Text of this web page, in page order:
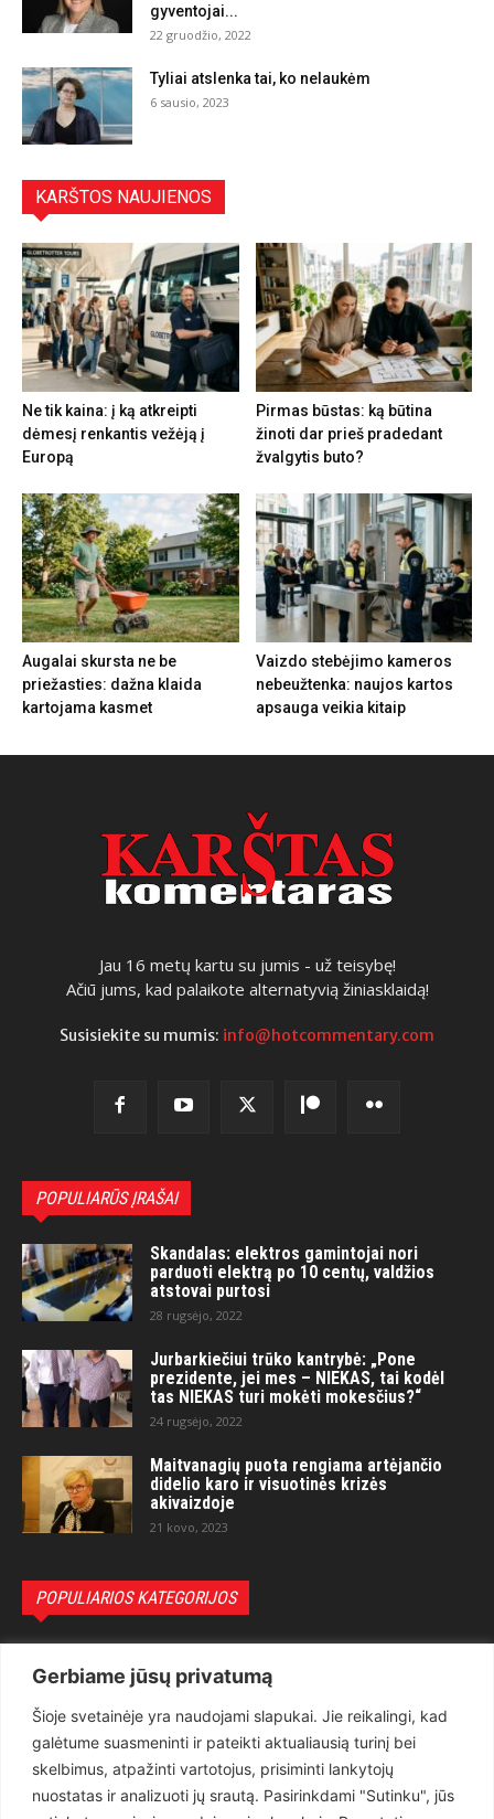
Gerbiame jūsų privatumą
Šioje svetainėje yra naudojami slapukai. Jie reikalingi, kad
galėtume suasmeninti ir pateikti aktualiausią turinį bei
skelbimus, atpažinti vartotojus, prisiminti lankytojų
nuostatas ir analizuoti jų srautą. Pasirinkdami "Sutinku", jūs
gyventojai...
22 gruodžio, 2022
Tyliai atslenka tai, ko nelaukėm
6 sausio, 2023
KARŠTOS NAUJIENOS
Ne tik kaina: į ką atkreipti
dėmesį renkantis vežėją į
Europą
Pirmas būstas: ką būtina
žinoti dar prieš pradedant
žvalgytis buto?
Augalai skursta ne be
priežasties: dažna klaida
kartojama kasmet
Vaizdo stebėjimo kameros
nebeužtenka: naujos kartos
apsauga veikia kitaip
Jau 16 metų kartu su jumis - už teisybę!
Ačiū jums, kad palaikote alternatyvią žiniasklaidą!
Susisiekite su mumis: info@hotcommentary.com
POPULIARŪS ĮRAŠAI
Skandalas: elektros gamintojai nori
parduoti elektrą po 10 centų, valdžios
atstovai purtosi
28 rugsėjo, 2022
Jurbarkiečiui trūko kantrybė: „Pone
prezidente, jei mes – NIEKAS, tai kodėl
tas NIEKAS turi mokėti mokesčius?“
24 rugsėjo, 2022
Maitvanagių puota rengiama artėjančio
didelio karo ir visuotinės krizės
akivaizdoje
21 kovo, 2023
POPULIARIOS KATEGORIJOS
Teisėsauga
1497
Aktualu
Lietuva
619